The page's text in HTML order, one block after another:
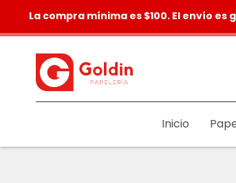
La compra mínima es $100. El envío
Inicio